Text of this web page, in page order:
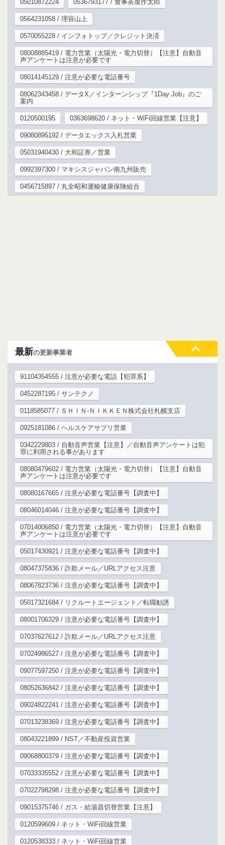
05010872224 0536793177 / 食事茶屋作太郎
0564231058 / 理容山上
0570055228 / インフォトップ／クレジット決済
08008885419 / 電力営業（太陽光・電力切替）【注意】自動音
声アンケートは注意が必要です
08014145129 / 注意が必要な電話番号
08062343458 / データX／インターンシップ『1Day Job』のご
案内
0120500195 0363698620 / ネット・WiFi回線営業【注意】
09080895192 / データエックス入札営業
05031940430 / 大和証券／営業
0992397300 / マキシスジャパン南九州販売
0456715897 / 丸全昭和運輸健康保険組合
最新の更新事業者
91104354555 / 注意が必要な電話【犯罪系】
0452287195 / サンテクノ
0118585077 / ＳＨＩＮ‐ＮＩＫＫＥＮ株式会社札幌支店
0925181086 / ヘルスケアサプリ営業
0342229803 / 自動音声営業【注意】／自動音声アンケートは犯
罪に利用される事があります
08080479602 / 電力営業（太陽光・電力切替）【注意】自動音
声アンケートは注意が必要です
08080167665 / 注意が必要な電話番号【調査中】
08046014046 / 注意が必要な電話番号【調査中】
07014006850 / 電力営業（太陽光・電力切替）【注意】自動音
声アンケートは注意が必要です
05017430921 / 注意が必要な電話番号【調査中】
08047375836 / 詐欺メール／URLアクセス注意
08067823736 / 注意が必要な電話番号【調査中】
05017321684 / リクルートエージェント／転職勧誘
08001706329 / 注意が必要な電話番号【調査中】
07037627612 / 詐欺メール／URLアクセス注意
07024986527 / 注意が必要な電話番号【調査中】
09077597250 / 注意が必要な電話番号【調査中】
08052636842 / 注意が必要な電話番号【調査中】
09024822241 / 注意が必要な電話番号【調査中】
07013238369 / 注意が必要な電話番号【調査中】
08043221899 / NST／不動産投資営業
09068800379 / 注意が必要な電話番号【調査中】
07033335552 / 注意が必要な電話番号【調査中】
07022798298 / 注意が必要な電話番号【調査中】
09015375746 / ガス・給湯器切替営業【注意】
0120599609 / ネット・WiFi回線営業
0120538333 / ネット・WiFi回線営業